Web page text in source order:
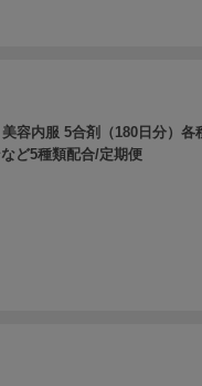
美容内服 5合剤（180日分）各
ど5種類配合/定期便